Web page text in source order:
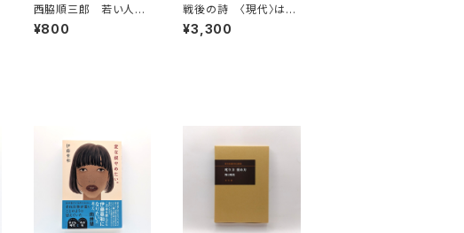
西脇順三郎 若い人の
ための現代詩（現代教
養文庫710）
¥800
戦後の詩 〈現代〉はど
う表現されたか（現代教
養文庫）
¥3,300